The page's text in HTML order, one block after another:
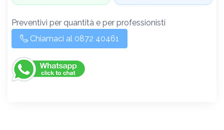
Preventivi per quantità e per professionisti
Chiamaci al 0872 40461